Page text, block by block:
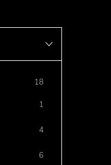
18
1
4
6